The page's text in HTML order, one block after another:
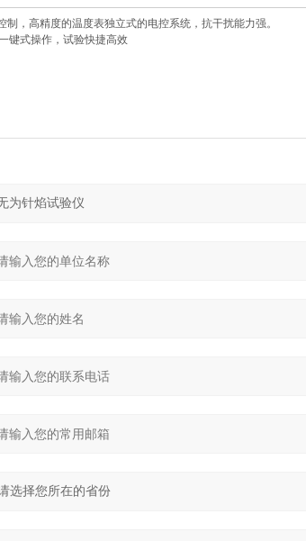
制，高精度的温度表独立式的电控系统，抗干扰能力强。
键式操作，试验快捷高效